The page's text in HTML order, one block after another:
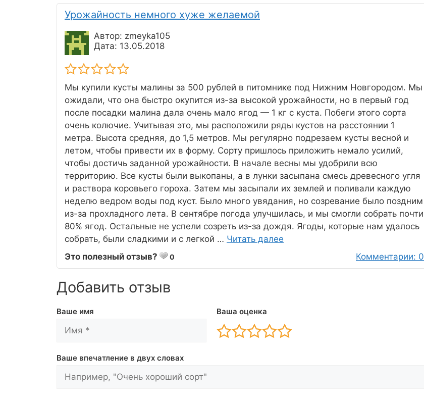
Урожайность немного хуже желаемой
Автор: zmeyka105
Дата: 13.05.2018
Мы купили кусты малины за 500 рублей в питомнике под Нижним Новгородом. Мы
ожидали, что она быстро окупится из-за высокой урожайности, но в первый год
после посадки малина дала очень мало ягод — 1 кг с куста. Побеги этого сорта
очень колючие. Учитывая это, мы расположили ряды кустов на расстоянии 1
метра. Высота средняя, до 1,5 метров. Мы регулярно подрезаем кусты весной и
летом, чтобы привести их в форму. Сорту пришлось приложить немало усилий,
чтобы достичь заданной урожайности. В начале весны мы удобрили всю
территорию. Все кусты были выкопаны, а в лунки засыпана смесь древесного угля
и раствора коровьего гороха. Затем мы засыпали их землей и поливали каждую
неделю ведром воды под куст. Было много увядания, но созревание было поздним
из-за прохладного лета. В сентябре погода улучшилась, и мы смогли собрать почти
80% ягод. Остальные не успели созреть из-за дождя. Ягоды, которые нам удалось
собрать, были сладкими и с легкой … Читать далее
Это полезный отзыв?
0 Комментарии: 0
Добавить отзыв
Ваше имя Ваша оценка
Ваше впечатление в двух словах